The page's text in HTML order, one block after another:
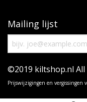
Mailing lijst
©2019 kiltshop.nl
Prijswijzigingen en vergissingen